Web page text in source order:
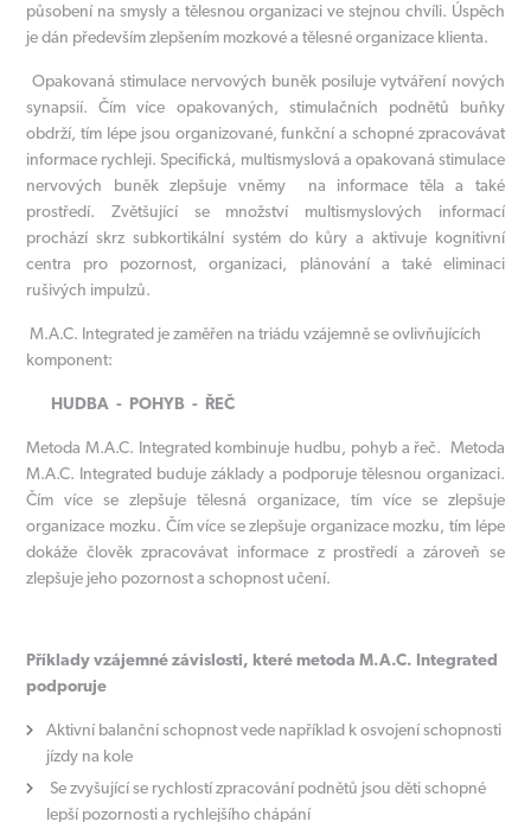
působení na smysly a tělesnou organizaci ve stejnou chvíli. Úspěch
je dán především zlepšením mozkové a tělesné organizace klienta.
Opakovaná stimulace nervových buněk posiluje vytváření nových
synapsií. Čím více opakovaných, stimulačních podnětů buňky
obdrží, tím lépe jsou organizované, funkční a schopné zpracovávat
informace rychleji. Specifická, multismyslová a opakovaná stimulace
nervových buněk zlepšuje vněmy na informace těla a také
prostředí. Zvětšující se množství multismyslových informací
prochází skrz subkortikální systém do kůry a aktivuje kognitivní
centra pro pozornost, organizaci, plánování a také eliminaci
rušivých impulzů.
M.A.C. Integrated je zaměřen na triádu vzájemně se ovlivňujících
komponent:
HUDBA - POHYB - ŘEČ
Metoda M.A.C. Integrated kombinuje hudbu, pohyb a řeč. Metoda
M.A.C. Integrated buduje základy a podporuje tělesnou organizaci.
Čím více se zlepšuje tělesná organizace, tím více se zlepšuje
organizace mozku. Čím více se zlepšuje organizace mozku, tím lépe
dokáže člověk zpracovávat informace z prostředí a zároveň se
zlepšuje jeho pozornost a schopnost učení.
Příklady vzájemné závislosti, které metoda M.A.C. Integrated
podporuje
Aktivní balanční schopnost vede například k osvojení schopnosti
jízdy na kole
Se zvyšující se rychlostí zpracování podnětů jsou děti schopné
lepší pozornosti a rychlejšího chápání